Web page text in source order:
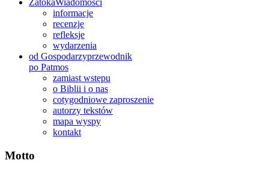
ZatokaWiadomości
informacje
recenzje
refleksje
wydarzenia
od Gospodarzyprzewodnik
po Patmos
zamiast wstępu
o Biblii i o nas
cotygodniowe zaproszenie
autorzy tekstów
mapa wyspy
kontakt
Motto